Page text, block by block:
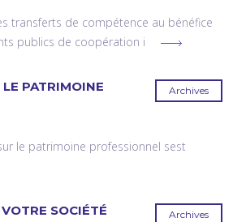
transferts de compétence au bénéfice
publics de coopération i
Archives
PATRIMOINE
le patrimoine professionnel sest
Archives
SOCIÉTÉ